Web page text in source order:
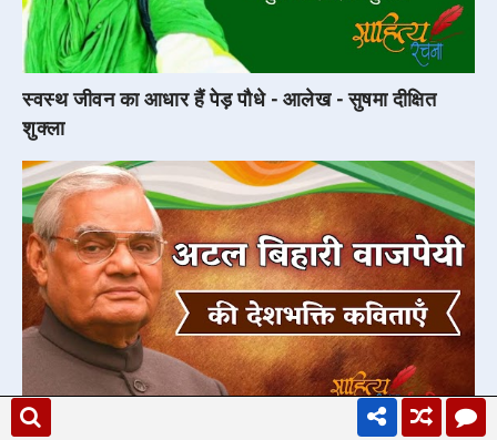
स्वस्थ जीवन का आधार हैं पेड़ पौधे - आलेख - सुषमा दीक्षित
शुक्ला